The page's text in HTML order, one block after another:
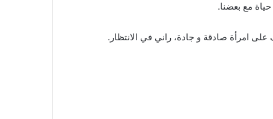
مع بعضنا.
امرأة صادقة و جادة، راني في الانتظار.